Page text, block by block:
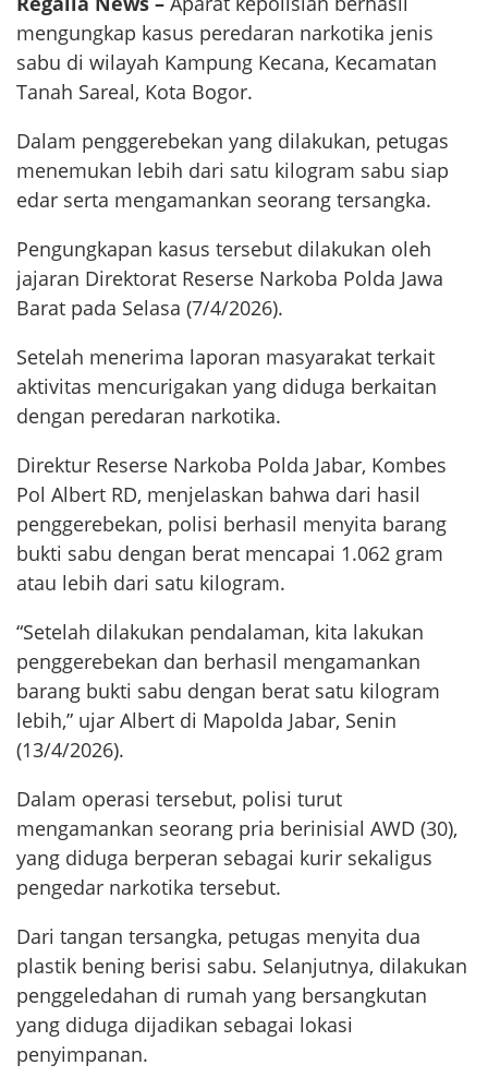
mengungkap kasus peredaran narkotika jenis
sabu di wilayah Kampung Kecana, Kecamatan
Tanah Sareal, Kota Bogor.
Dalam penggerebekan yang dilakukan, petugas
menemukan lebih dari satu kilogram sabu siap
edar serta mengamankan seorang tersangka.
Pengungkapan kasus tersebut dilakukan oleh
jajaran Direktorat Reserse Narkoba Polda Jawa
Barat pada Selasa (7/4/2026).
Setelah menerima laporan masyarakat terkait
aktivitas mencurigakan yang diduga berkaitan
dengan peredaran narkotika.
Direktur Reserse Narkoba Polda Jabar, Kombes
Pol Albert RD, menjelaskan bahwa dari hasil
penggerebekan, polisi berhasil menyita barang
bukti sabu dengan berat mencapai 1.062 gram
atau lebih dari satu kilogram.
“Setelah dilakukan pendalaman, kita lakukan
penggerebekan dan berhasil mengamankan
barang bukti sabu dengan berat satu kilogram
lebih,” ujar Albert di Mapolda Jabar, Senin
(13/4/2026).
Dalam operasi tersebut, polisi turut
mengamankan seorang pria berinisial AWD (30),
yang diduga berperan sebagai kurir sekaligus
pengedar narkotika tersebut.
Dari tangan tersangka, petugas menyita dua
plastik bening berisi sabu. Selanjutnya, dilakukan
penggeledahan di rumah yang bersangkutan
yang diduga dijadikan sebagai lokasi
penyimpanan.